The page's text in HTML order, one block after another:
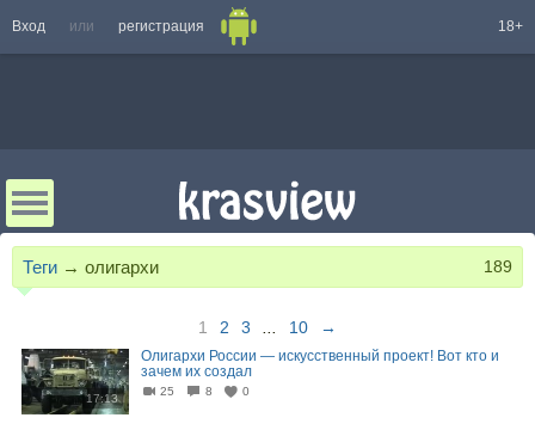
Вход или регистрация 18+
Теги → олигархи 189
1 2 3 10 →
17:13
Олигархи России — искусственный проект! Вот кто и
зачем их создал
25 8 0